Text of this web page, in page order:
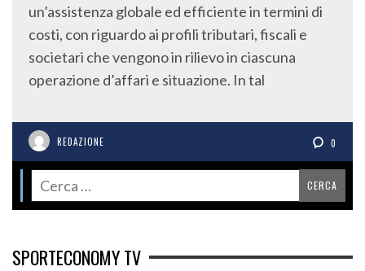
un’assistenza globale ed efficiente in termini di
costi, con riguardo ai profili tributari, fiscali e
societari che vengono in rilievo in ciascuna
operazione d’affari e situazione. In tal
REDAZIONE 0
SPORTECONOMY TV